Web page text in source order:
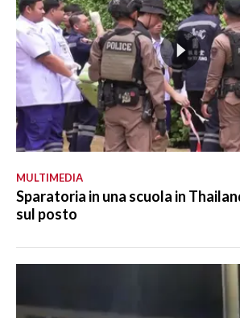
MULTIMEDIA
Sparatoria in una scuola in
sul posto